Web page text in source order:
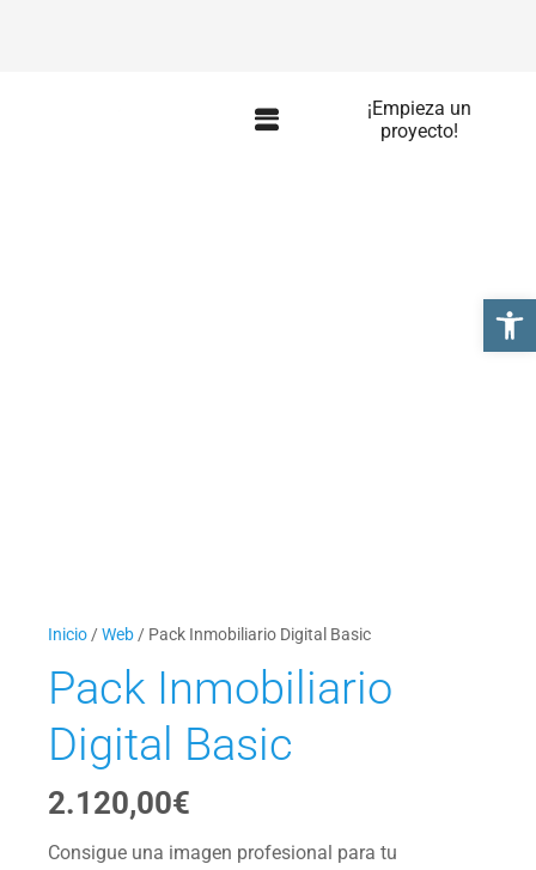
¡Empieza un
proyecto!
Inicio/Web/ Pack Inmobiliario Digital Basic
Pack Inmobiliario
Digital Basic
2.120,00€
Consigue una imagen profesional para tu
Abrir